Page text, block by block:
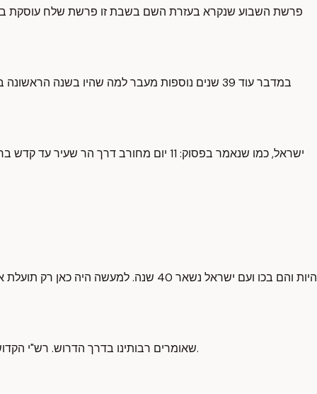
פרשת השבוע שנקרא בעזרת השם בשבת זו פרשת שלח עוסקת
ישראל, כמו שנאמר בפסוק: 11 יום מחורב
היות והם בכו ועם ישראל נשאר 40
שאומרים רבותינו בדרך הדרוש. רש"י הקדוש בתחילת הפרשה שואל למה נשמחה פרשת מרים לפרשת מרגלים? מה השמיכות שישנה בין שניהם? פרשת מרים סיום הפרשה הקודמת.